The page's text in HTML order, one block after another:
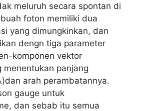
meluruh secara spontan di
foton memiliki dua
yang dimungkinkan, dan
dengn tiga parameter
komponen vektor
menentukan panjang
arah perambatannya.
gauge untuk
dan sebab itu semua